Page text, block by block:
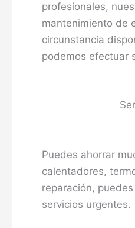
profesionales,
mantenimiento de
circunstancia
podemos efectuar
Puedes ahorrar
calentadores,
reparación,
servicios urgentes.